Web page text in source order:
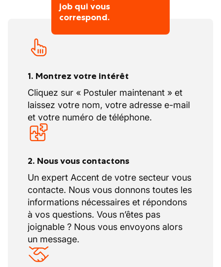
procédures de stockage pour les pièces
volumineuses ou lourdes
Spécificités du poste :
Travail sur des pièces et composants de
suspensions, carrosserie d’autocars)
Collaboration étroite avec les ateliers
pour assurer la continuité et l’efficacité
des réparations
Importance de la rigueur pour éviter les
erreurs de pièces, garantir la sécurité et
limiter les retards sur les interventions
Objectif du poste :
Assurer unegestion optimale des pièces et
consommablesafin que les équipes
techniques puissent intervenir rapidement et
efficacement sur les autocars, tout en
respectant les normes de sécurité et les
délais.
Grâce à une croissance constante et des
résultats financiers solides ces dernières
années, l’entreprise poursuit son
développement et renforce régulièrement
ses équipes afin de maintenir un haut niveau
job qui vous
correspond.
1. Montrez votre intérêt
Cliquez sur « Postuler maintenant » et
laissez votre nom, votre adresse e-mail
et votre numéro de téléphone.
2. Nous vous contactons
Un expert Accent de votre secteur vous
contacte. Nous vous donnons toutes les
informations nécessaires et répondons
à vos questions. Vous n’êtes pas
joignable ? Nous vous envoyons alors
un message.